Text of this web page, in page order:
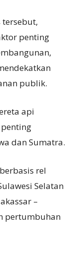
penting
publik.
api
dan Sumatra.
rel
Selatan
–
pertumbuhan